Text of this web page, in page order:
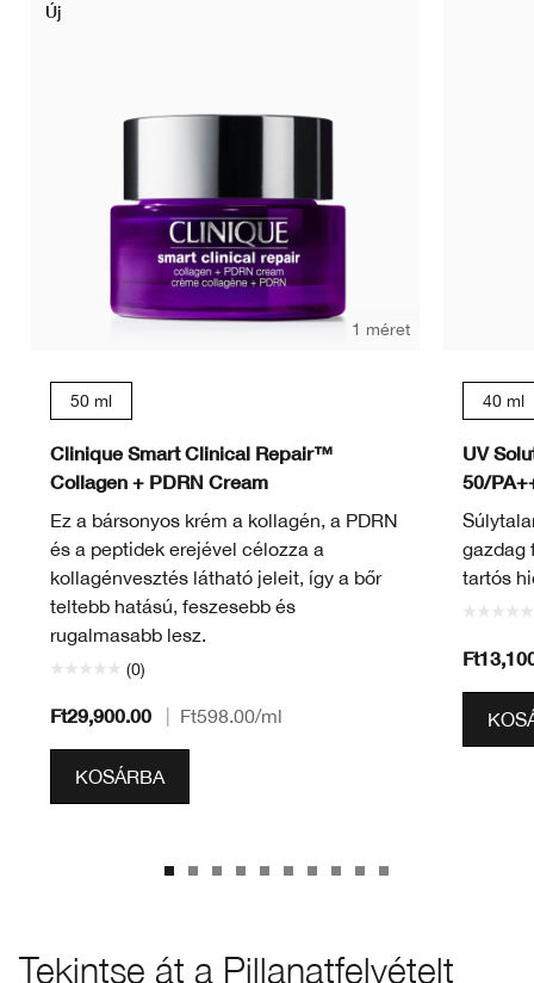
Új
1 méret
50 ml
Clinique Smart Clinical Repair™
Collagen + PDRN Cream
Ez a bársonyos krém a kollagén, a PDRN
és a peptidek erejével célozza a
kollagénvesztés látható jeleit, így a bőr
teltebb hatású, feszesebb és
rugalmasabb lesz.
(0)
Ft29,900.00 Ft598.00/ml
KOSÁRBA
40 ml
UV
50/
gazdag
tartós
Tekintse át a Pillanatfelvételt